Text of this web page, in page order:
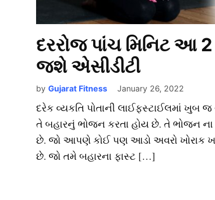
દરરોજ પાંચ મિનિટ આ
જશે એસીડીટી
by Gujarat Fitness January 26, 2022
દરેક વ્યકતિ પોતાની લાઈફસ્ટાઈલમાં ખુબ
તે બહારનું ભોજન કરતા હોય છે. તે ભોજન
છે. જો આપણે કોઈ પણ આડો અવરો ખોરાક
છે. જો તમે બહારના ફાસ્ટ […]